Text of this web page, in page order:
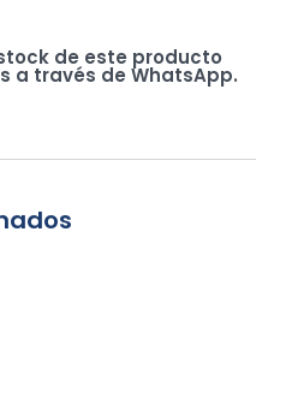
de este producto
a través de WhatsApp.